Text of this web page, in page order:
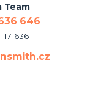
Team
646
636